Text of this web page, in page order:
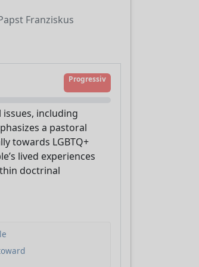
Franziskus
Progressiv
including
a pastoral
towards LGBTQ+
lived experiences
doctrinal